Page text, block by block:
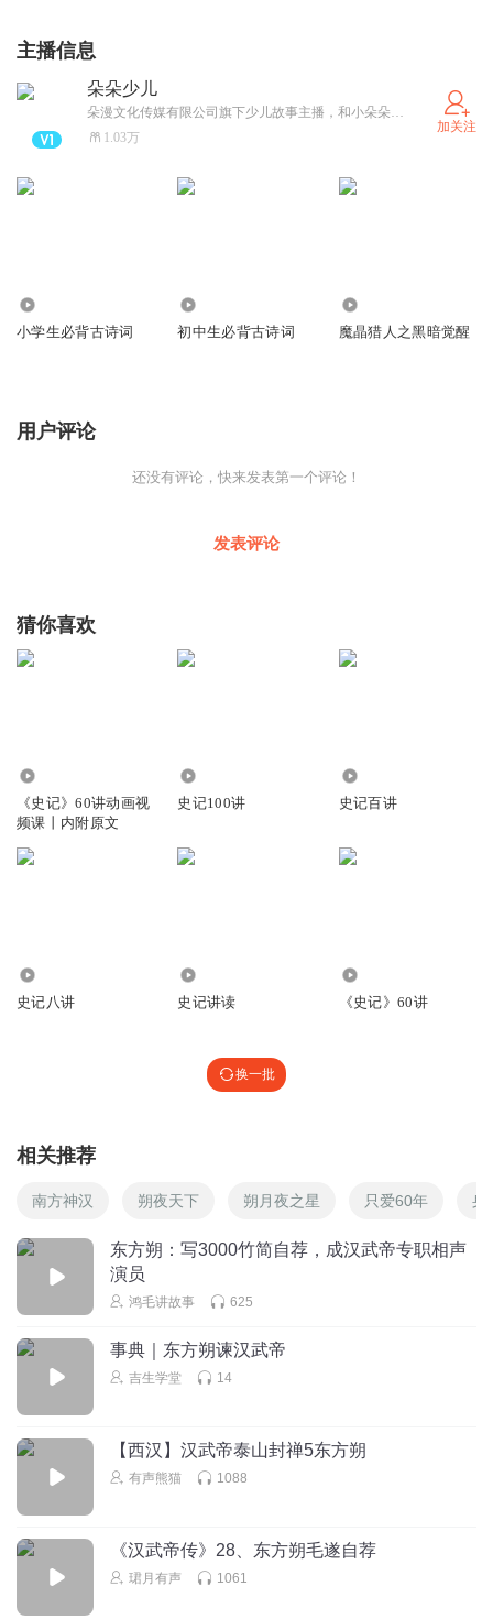
主播信息
朵朵少儿
朵漫文化传媒有限公司旗下少儿故事主播，和小朵朵一起快乐成长~
1.03万
加关注
小学生必背古诗词 初中生必背古诗词 魔晶猎人之黑暗觉醒
用户评论
还没有评论，快来发表第一个评论！
发表评论
猜你喜欢
《史记》60讲动画视
频课丨内附原文
史记100讲 史记百讲
史记八讲 史记讲读 《史记》60讲
换一批
相关推荐
南方神汉 朔夜天下 朔月夜之星 只爱60年 身
东方朔：写3000竹简自荐，成汉武帝专职相声
演员
鸿毛讲故事 625
事典｜东方朔谏汉武帝
吉生学堂 14
【西汉】汉武帝泰山封禅5东方朔
有声熊猫 1088
《汉武帝传》28、东方朔毛遂自荐
珺月有声 1061